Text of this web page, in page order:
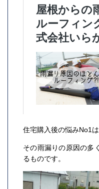
住宅購入後の悩みNo1
その雨漏りの原因の多
るものです。